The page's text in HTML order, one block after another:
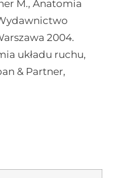
M., Anatomia
2004.
układu ruchu,
& Partner,